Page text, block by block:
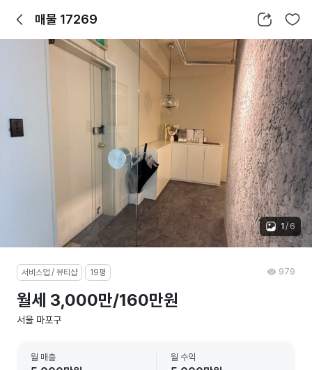
뒤로가기매물 17269 공유하기 찜하기
1 / 6
서비스업 / 뷰티샵 19평
월세 3,000만/160만원
서울 마포구
월 매출 월 수익
979